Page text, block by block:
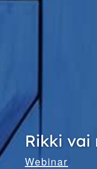
Rikki vai
Webinar